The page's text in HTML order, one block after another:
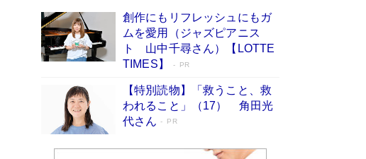
Book Bang
「不意に涙が出そうに…」高嶋政伸が明かし
た“13歳の娘を暴行する役”への葛藤 インティマ
シーコーディネーターに支えられたNHK『大奥』
創作にもリフレッシュにもガ
ムを愛用（ジャズピアニス
ト 山中千尋さん）【LOTTE
TIMES】
PR
【特別読物】「救うこと、救
われること」（17） 角田光
代さん
PR